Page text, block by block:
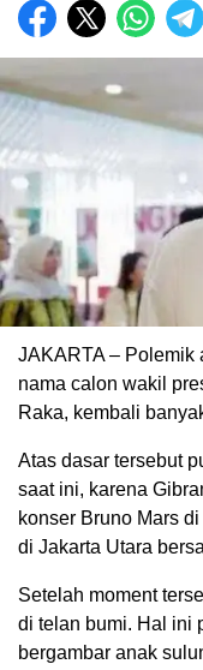
JAKARTA – Polemik
nama calon wakil
Raka, kembali
Atas dasar tersebut
saat ini, karena
konser Bruno Mars
di Jakarta Utara
Setelah moment
di telan bumi. Hal ini
bergambar anak